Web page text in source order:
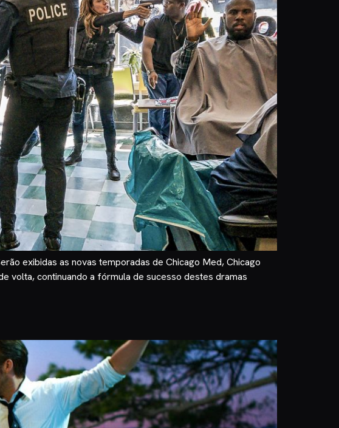
exibidas as novas temporadas de Chicago Med, Chicago
volta, continuando a fórmula de sucesso destes dramas